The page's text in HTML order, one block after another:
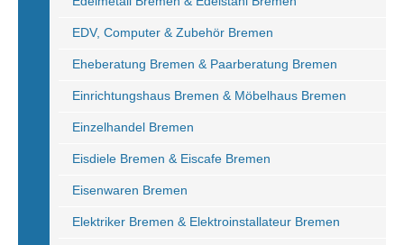
EDV, Computer & Zubehör Bremen
Eheberatung Bremen & Paarberatung Bremen
Einrichtungshaus Bremen & Möbelhaus Bremen
Einzelhandel Bremen
Eisdiele Bremen & Eiscafe Bremen
Eisenwaren Bremen
Elektriker Bremen & Elektroinstallateur Bremen